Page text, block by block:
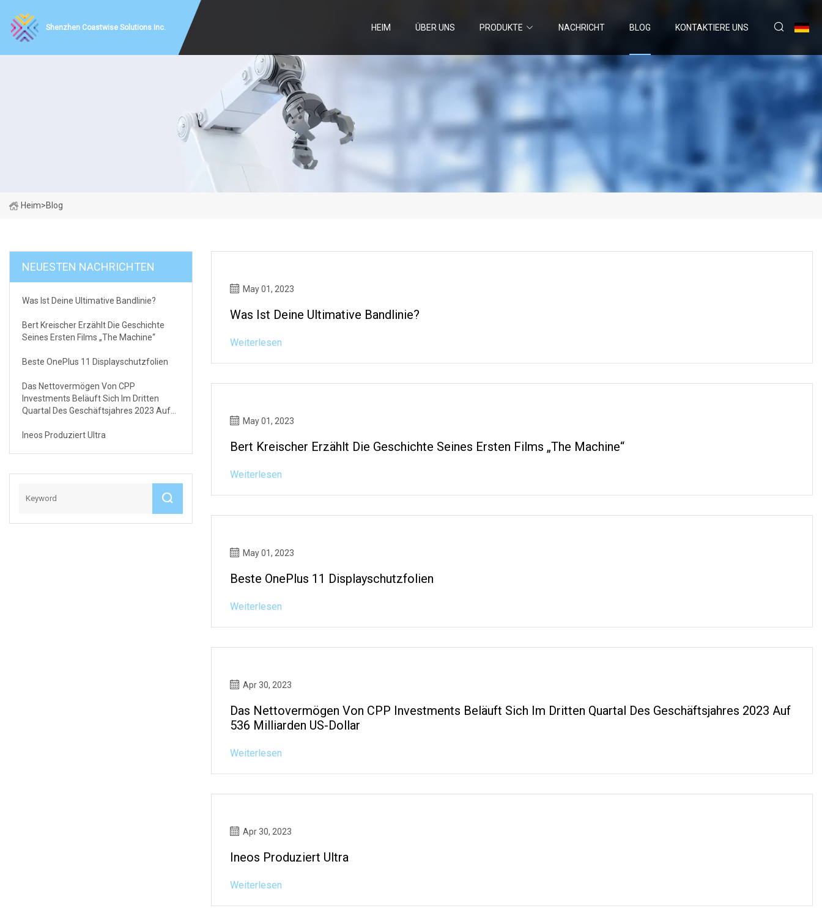
Shenzhen Coastwise Solutions Inc. HEIM ÜBER UNS PRODUKTE NACHRICHT BLOG KONTAKTIERE UNS
Heim>Blog
NEUESTEN NACHRICHTEN
Was Ist Deine Ultimative Bandlinie?
Bert Kreischer Erzählt Die Geschichte
Seines Ersten Films „The Machine“
Beste OnePlus 11 Displayschutzfolien
Das Nettovermögen Von CPP
Investments Beläuft Sich Im Dritten
Quartal Des Geschäftsjahres 2023 Auf
Ineos Produziert Ultra
May 01, 2023
Was Ist Deine Ultimative Bandlinie?
Weiterlesen
May 01, 2023
Bert Kreischer Erzählt Die Geschichte Seines Ersten Films „The Machine“
Weiterlesen
May 01, 2023
Beste OnePlus 11 Displayschutzfolien
Weiterlesen
Apr 30, 2023
Das Nettovermögen Von CPP Investments Beläuft Sich Im Dritten Quartal Des Geschäftsjahres 2023 Auf
536 Milliarden US-Dollar
Weiterlesen
Apr 30, 2023
Ineos Produziert Ultra
Weiterlesen